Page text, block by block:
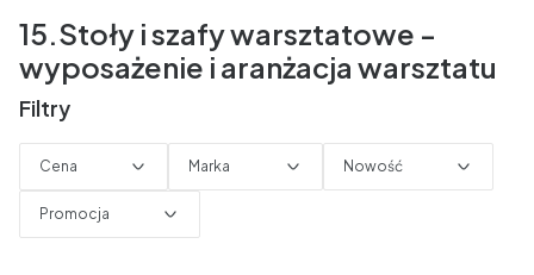
15.Stoły i szafy warsztatowe -
wyposażenie i aranżacja warsztatu
Filtry
Cena Marka Nowość
Promocja